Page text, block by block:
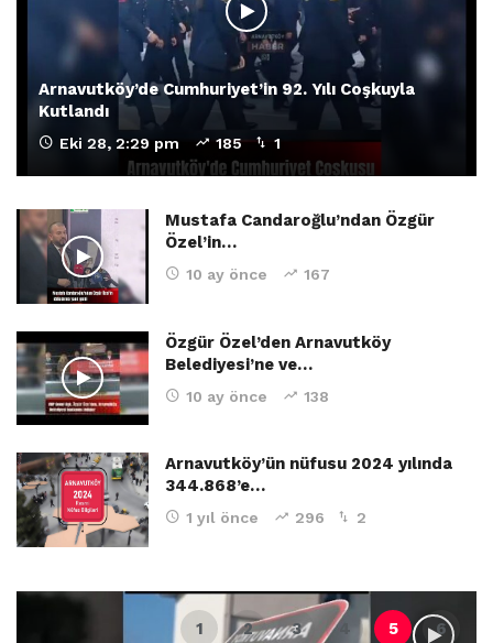
Arnavutköy’de Cumhuriyet’in 92. Yılı Coşkuyla
Kutlandı
Eki 28, 2:29 pm 185 1
Mustafa Candaroğlu’ndan Özgür
Özel’in…
10 ay önce 167
Özgür Özel’den Arnavutköy
Belediyesi’ne ve…
10 ay önce 138
Arnavutköy’ün nüfusu 2024 yılında
344.868’e…
1 yıl önce 296 2